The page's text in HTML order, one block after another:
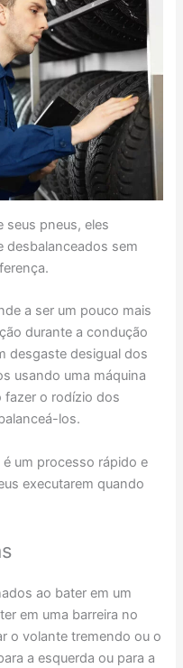
seus pneus, eles
desbalanceados sem
a ser um pouco mais
durante a condução
desgaste desigual dos
usando uma máquina
fazer o rodízio dos
los.
um processo rápido e
executarem quando
ao bater em um
em uma barreira no
o volante tremendo ou o
a esquerda ou para a